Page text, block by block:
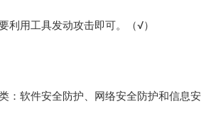
利用工具发动攻击即可。（√）
：软件安全防护、网络安全防护和信息安